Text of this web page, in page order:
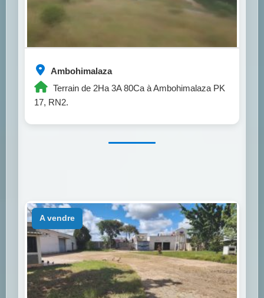
Ambohimalaza
Terrain de 2Ha 3A 80Ca à Ambohimalaza PK
17, RN2.
a vendre